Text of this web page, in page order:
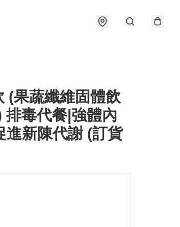
(果蔬纖維固體飲
排毒代餐|強體內
進新陳代謝 (訂貨